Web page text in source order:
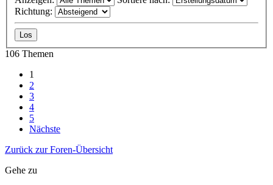
Richtung:
106 Themen
1
2
3
4
5
Nächste
Zurück zur Foren-Übersicht
Gehe zu